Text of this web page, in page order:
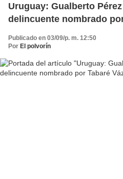
Uruguay: Gualberto
delincuente nombrado
Publicado en 03/09/p. m. 12:50
Por El polvorín